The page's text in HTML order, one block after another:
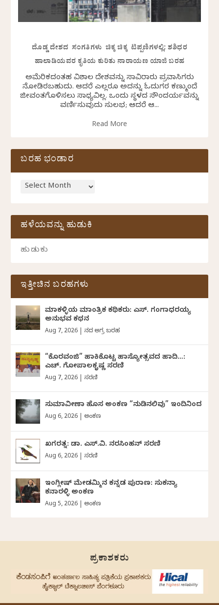
ದೊಡ್ಡ ದೇಶದ ಸಂಗತಿಗಳು ಚಿಕ್ಕ ಚಿಕ್ಕ ಟಿಪ್ಪಣಿಗಳಲ್ಲಿ: ಶಶಿಧರ
ಹಾಲಾಡಿಯವರ ಕೃತಿಯ ಕುರಿತು ನಾರಾಯಣ ಯಾಜಿ ಬರಹ
ಅಮೆರಿಕದಂತಹ ವಿಶಾಲ ದೇಶವನ್ನು ಸಾವಿರಾರು ಪ್ರವಾಸಿಗರು
ನೋಡಿರಬಹುದು. ಆದರೆ ಎಲ್ಲರೂ ಅದನ್ನು ಓದುಗರ ಕಣ್ಮುಂದೆ
ಜೀವಂತಗೊಳಿಸಲು ಸಾಧ್ಯವಿಲ್ಲ. ಒಂದು ಸ್ಥಳದ ಸೌಂದರ್ಯವನ್ನು
ವರ್ಣಿಸುವುದು ಸುಲಭ; ಆದರೆ ಆ...
Read More
ಬರಹ ಭಂಡಾರ
ಹಳೆಯವನ್ನು ಹುಡುಕಿ
ಇತ್ತೀಚಿನ ಬರಹಗಳು
ಮಾಕಳ್ಳಿಯ ಮಾಂತ್ರಿಕ ಕಥಿಕರು: ಎಸ್. ಗಂಗಾಧರಯ್ಯ
ಅನುಭವ ಕಥನ
Aug 7, 2026 ದಿನದ ಅಗ್ರ ಬರಹ
“ಕೊರವಂಜಿ” ಹಾಕಿಕೊಟ್ಟ ಹಾಸ್ಯೋತ್ಸವದ ಹಾದಿ…:
ಎಚ್. ಗೋಪಾಲಕೃಷ್ಣ ಸರಣಿ
Aug 7, 2026 ಸರಣಿ
ಸುಮಾವೀಣಾ ಹೊಸ ಅಂಕಣ “ನುಡಿನಲಿವು” ಇಂದಿನಿಂದ
Aug 6, 2026 ಅಂಕಣ
ಖಗರತ್ನ: ಡಾ. ಎಸ್.ವಿ. ನರಸಿಂಹನ್‌‌ ಸರಣಿ
Aug 6, 2026 ಸರಣಿ
ಇಂಗ್ಲೀಷ್ ಮೇಡಮ್ಮಿನ ಕನ್ನಡ ಪುರಾಣ: ಸುಕನ್ಯಾ
ಕನಾರಳ್ಳಿ ಅಂಕಣ
Aug 5, 2026 ಅಂಕಣ
ಪ್ರಕಾಶಕರು